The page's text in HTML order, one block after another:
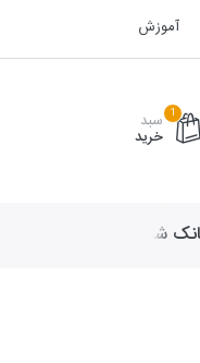
آموزش
1 سبد
خرید
شماره موبایل لوازم